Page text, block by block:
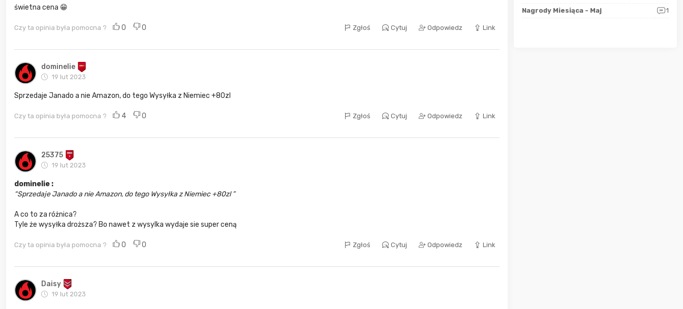
świetna cena 😁
Czy ta opinia była pomocna ? 0 0 Zgłoś Cytuj Odpowiedz Link
dominelie
19 lut 2023
Sprzedaje Janado a nie Amazon, do tego Wysyłka z Niemiec +80zl
Czy ta opinia była pomocna ? 4 0 Zgłoś Cytuj Odpowiedz Link
25375
19 lut 2023
dominelie :
Sprzedaje Janado a nie Amazon, do tego Wysyłka z Niemiec +80zl
A co to za różnica?
Tyle że wysyłka droższa? Bo nawet z wysylka wydaje sie super ceną
Czy ta opinia była pomocna ? 0 0 Zgłoś Cytuj Odpowiedz Link
Daisy
19 lut 2023
Nagrody Miesiąca - Maj 1